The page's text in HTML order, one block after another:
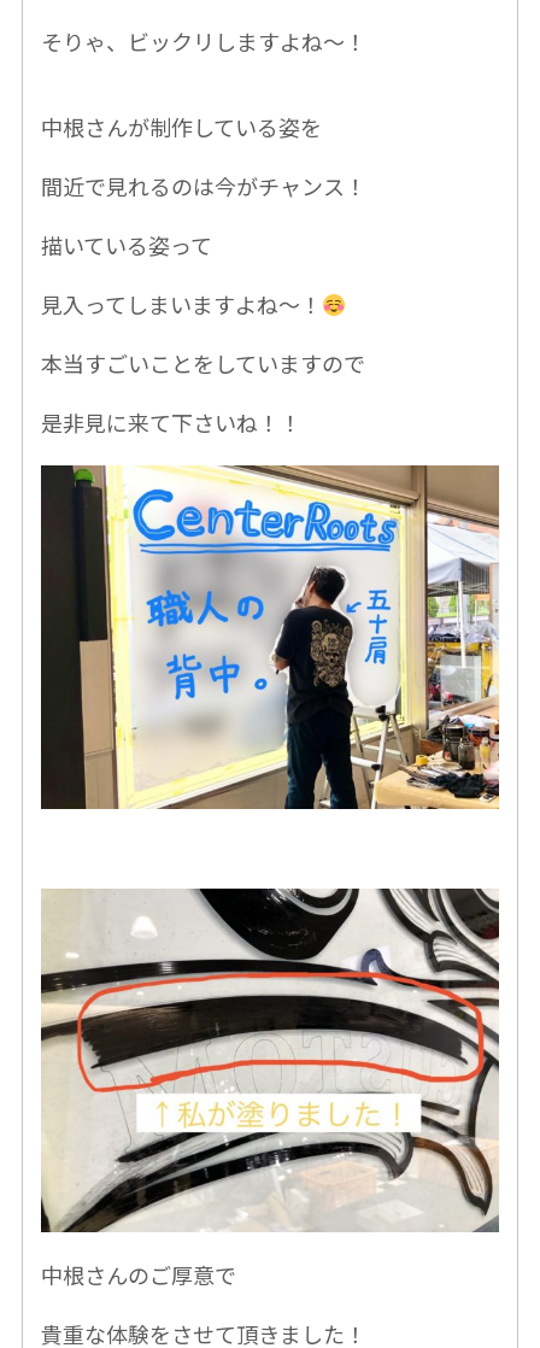
そりゃ、ビックリしますよね〜！
中根さんが制作している姿を
間近で見れるのは今がチャンス！
描いている姿って
見入ってしまいますよね〜！
本当すごいことをしていますので
是非見に来て下さいね！！
中根さんのご厚意で
貴重な体験をさせて頂きました！